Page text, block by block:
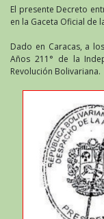
El presente Decreto
en la Gaceta Oficial de
Dado en Caracas, a
Años 211° de la
Revolución Bolivariana.